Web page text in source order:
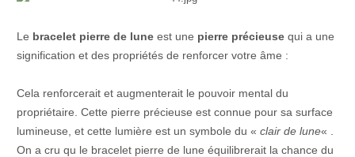
Le bracelet pierre de luneest une pierre précieusequi a une
signification et des propriétés de renforcer votre âme :
Cela renforcerait et augmenterait le pouvoir mental du
propriétaire. Cette pierre précieuse est connue pour sa surface
lumineuse, et cette lumière est un symbole du « clair de lune« .
On a cru qu le bracelet pierre de lune équilibrerait la chance du